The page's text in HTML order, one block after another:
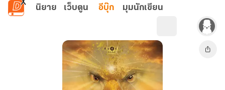
ข้ามไปยังเนื้อหาหลัก
นิยาย เว็บตูน อีบุ๊ก มุมนักเขียน